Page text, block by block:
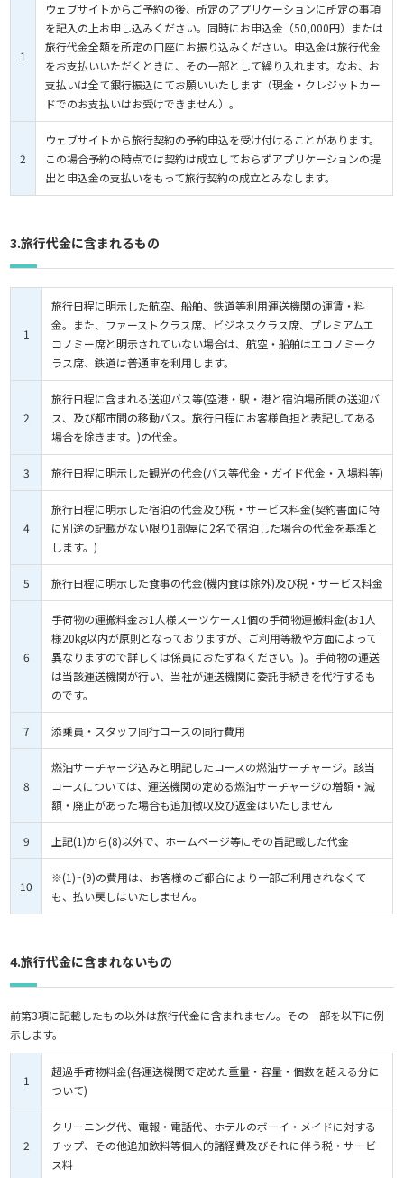
1
ウェブサイトからご予約の後、所定のアプリケーションに所定の事項
を記入の上お申し込みください。同時にお申込金（50,000円）または
旅行代金全額を所定の口座にお振り込みください。申込金は旅行代金
をお支払いいただくときに、その一部として繰り入れます。なお、お
支払いは全て銀行振込にてお願いいたします（現金・クレジットカー
ドでのお支払いはお受けできません）。
2
ウェブサイトから旅行契約の予約申込を受け付けることがあります。
この場合予約の時点では契約は成立しておらずアプリケーションの提
出と申込金の支払いをもって旅行契約の成立とみなします。
3.旅行代金に含まれるもの
1
旅行日程に明示した航空、船舶、鉄道等利用運送機関の運賃・料
金。また、ファーストクラス席、ビジネスクラス席、プレミアムエ
コノミー席と明示されていない場合は、航空・船舶はエコノミーク
ラス席、鉄道は普通車を利用します。
2
旅行日程に含まれる送迎バス等(空港・駅・港と宿泊場所間の送迎バ
ス、及び都市間の移動バス。旅行日程にお客様負担と表記してある
場合を除きます。)の代金。
3 旅行日程に明示した観光の代金(バス等代金・ガイド代金・入場料等)
4
旅行日程に明示した宿泊の代金及び税・サービス料金(契約書面に特
に別途の記載がない限り1部屋に2名で宿泊した場合の代金を基準と
します。)
5 旅行日程に明示した食事の代金(機内食は除外)及び税・サービス料金
6
手荷物の運搬料金お1人様スーツケース1個の手荷物運搬料金(お1人
様20kg以内が原則となっておりますが、ご利用等級や方面によって
異なりますので詳しくは係員におたずねください。)。手荷物の運送
は当該運送機関が行い、当社が運送機関に委託手続きを代行するも
のです。
7 添乗員・スタッフ同行コースの同行費用
8
燃油サーチャージ込みと明記したコースの燃油サーチャージ。該当
コースについては、運送機関の定める燃油サーチャージの増額・減
額・廃止があった場合も追加徴収及び返金はいたしません
9 上記(1)から(8)以外で、ホームページ等にその旨記載した代金
10
※(1)~(9)の費用は、お客様のご都合により一部ご利用されなくて
も、払い戻しはいたしません。
4.旅行代金に含まれないもの
前第3項に記載したもの以外は旅行代金に含まれません。その一部を以下に例
示します。
1
超過手荷物料金(各運送機関で定めた重量・容量・個数を超える分に
ついて)
2
クリーニング代、電報・電話代、ホテルのボーイ・メイドに対する
チップ、その他追加飲料等個人的諸経費及びそれに伴う税・サービ
ス料